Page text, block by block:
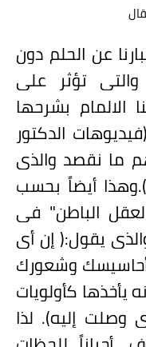
عن الحلم دون
والتي تؤثر على
الالمام بشرحها
الدكتور
ما نقصد والذي
وهذا أيضاً بحسب
الباطن" في
يقول:( إن أي
وشعورك
يأخذها كأولويات
وصلت إليه). لذا